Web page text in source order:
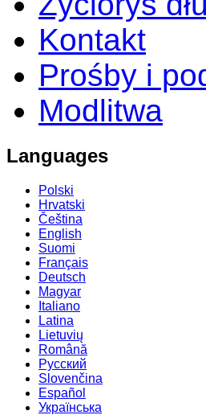
Kontakt
Prośby i
Modlitwa
Languages
Polski
Hrvatski
Čeština
English
Suomi
Français
Deutsch
Magyar
Italiano
Latina
Lietuvių
Română
Русский
Slovenčina
Español
Українська